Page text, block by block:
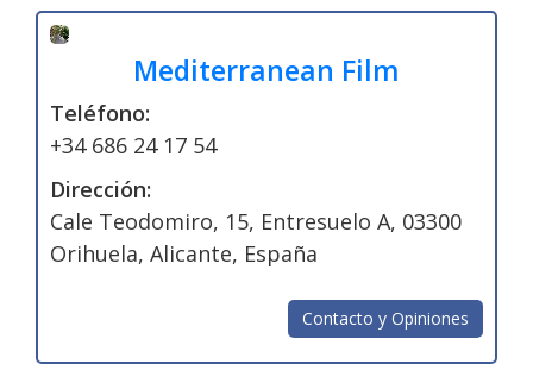
Mediterranean Film
Teléfono:
+34 686 24 17 54
Dirección:
Cale Teodomiro, 15, Entresuelo A, 03300
Orihuela, Alicante, España
Contacto y Opiniones